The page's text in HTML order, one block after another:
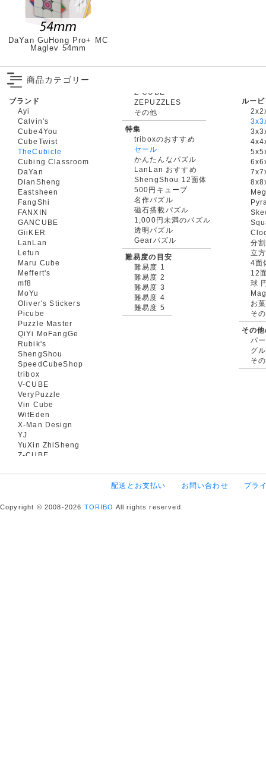
DaYan GuHong Pro+ MC
Maglev 54mm
商品カテゴリー
ブランド
Ayi
Calvin's
Cube4You
CubeTwist
TheCubicle
Cubing Classroom
DaYan
DianSheng
Eastsheen
FangShi
FANXIN
GANCUBE
GiiKER
LanLan
Lefun
Maru Cube
Meffert's
mf8
MoYu
Oliver's Stickers
Picube
Puzzle Master
QiYi MoFangGe
Rubik's
ShengShou
SpeedCubeShop
tribox
V-CUBE
VeryPuzzle
Vin Cube
WitEden
X-Man Design
YJ
YuXin ZhiSheng
Z-CUBE
ZEPUZZLES
その他
特集
triboxのおすすめ
セール
かんたんなパズル
LanLan おすすめ
ShengShou 12面体
500円キューブ
名作パズル
磁石搭載パズル
1,000円未満のパズル
透明パズル
Gearパズル
難易度の目安
難易度 1
難易度 2
難易度 3
難易度 4
難易度 5
ルー
分
立
4面
12
球
お
そ
その
パ
グ
そ
配送とお支払い お問い合わせ プラ
Copyright © 2008-2026 TORIBO All rights reserved.